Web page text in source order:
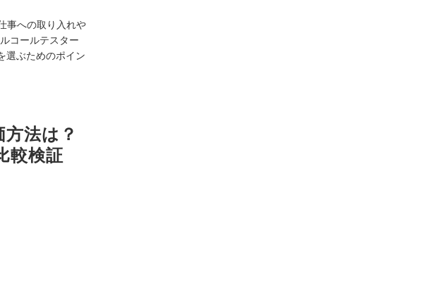
事への取り入れや
コールテスター
選ぶためのポイン
法は？
較検証